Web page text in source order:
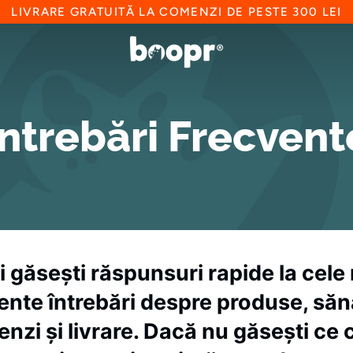
LIVRARE GRATUITĂ LA COMENZI DE PESTE 300 LEI
găsești răspunsuri rapide la cele
întrebări despre produse,
și livrare. Dacă nu găsești ce